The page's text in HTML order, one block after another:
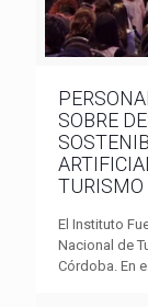
SOBRE
TURISMO
El Instituto
Nacional de
Córdoba. En